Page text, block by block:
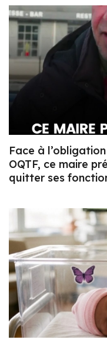
Face à
OQTF, ce maire
quitter ses